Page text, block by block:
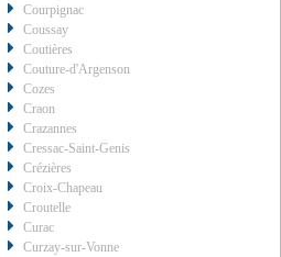
Courpignac
Coussay
Coutières
Couture-d'Argenson
Cozes
Craon
Crazannes
Cressac-Saint-Genis
Crézières
Croix-Chapeau
Croutelle
Curac
Curzay-sur-Vonne